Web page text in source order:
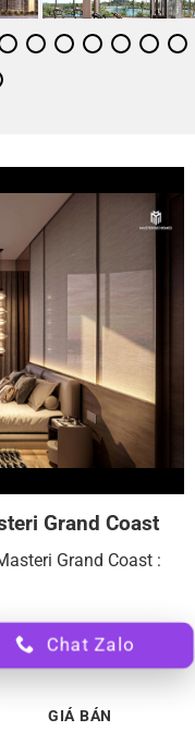
Grand Coast
Grand Coast :
Chat Zalo
GIÁ BÁN